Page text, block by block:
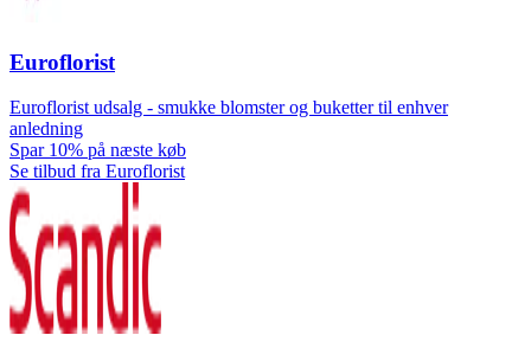
Euroflorist
Euroflorist udsalg - smukke blomster og buketter til enhver
anledning
Spar 10% på næste køb
Se tilbud fra Euroflorist